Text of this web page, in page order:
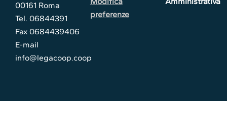
00161 Roma
Tel. 06844391
Fax 0684439406
E-mail
info@legacoop.coop
preferenze